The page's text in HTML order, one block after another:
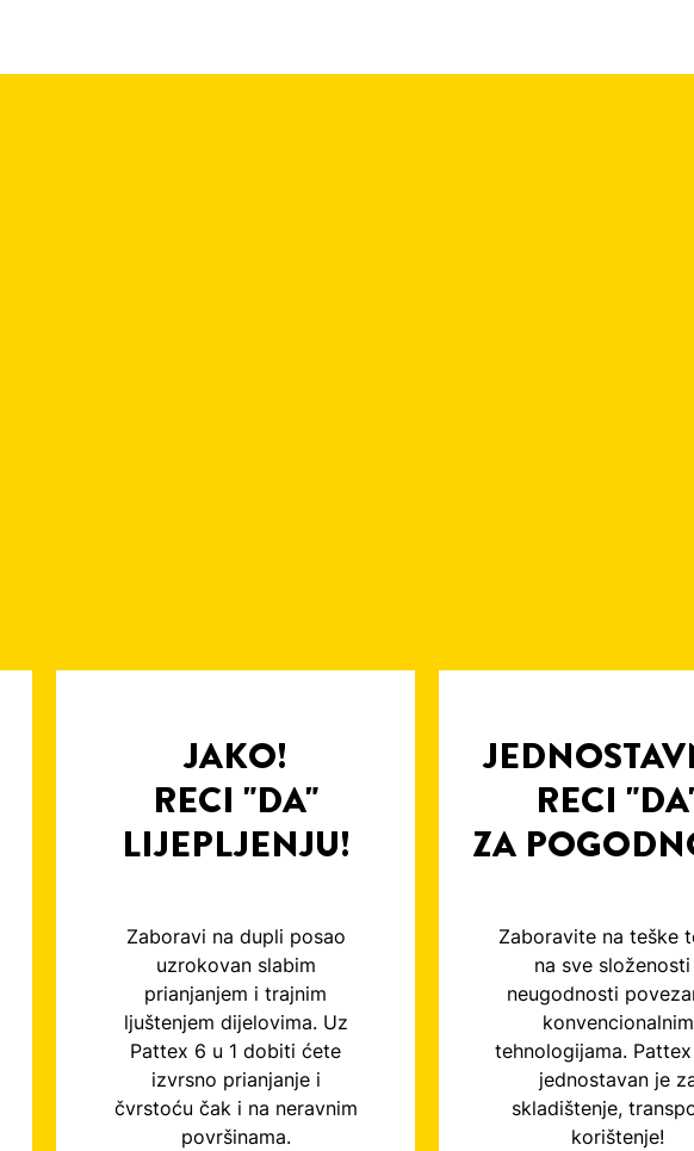
JAKO!
RECI "DA"
LIJEPLJENJU!
Zaboravi na dupli posao
uzrokovan slabim
prianjanjem i trajnim
ljuštenjem dijelovima. Uz
Pattex 6 u 1 dobiti ćete
izvrsno prianjanje i
čvrstoću čak i na neravnim
površinama.
RECI
ZA
Zaboravite na teške
na sve složenosti
neugodnosti
konvencionalnim
tehnologijama. Pattex
jednostavan je
skladištenje,
korištenje!